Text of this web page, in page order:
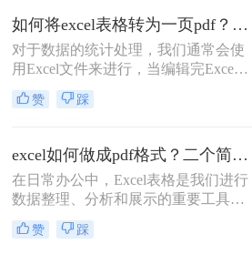
成pdf呢？本文将介绍三种将表格转换
为PDF的方法，帮助您轻松实现这一
目标。
如何将excel表格转为一页pdf？这里给你分享这二种操作方法!
对于数据的统计处理，我们通常会使
用Excel文件来进行，当编辑完Excel
文件后，如果要将Excel文件转换为
PDF文件，我们应该怎么做？怎样把
就来给大家介绍一下excel转pdf的方
法。
赞 踩
excel如何做成pdf格式？二个简单的方法教大家！
在日常办公中，Excel表格是我们进行
数据整理、分析和展示的重要工具。
然而，有时候我们需要将Excel表格转
换成PDF格式，以便于在不同的设备
赞 踩